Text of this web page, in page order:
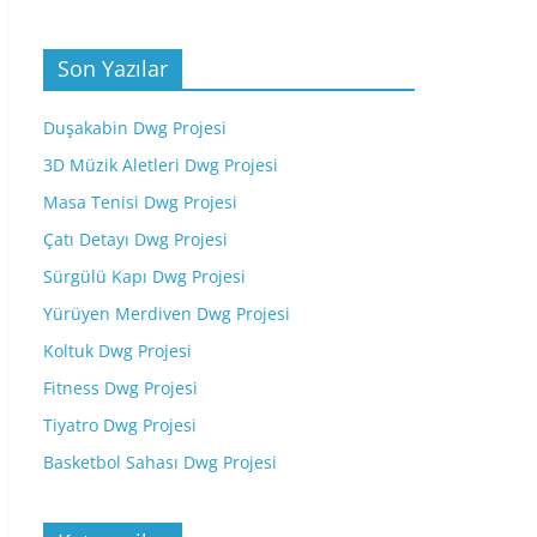
Son Yazılar
Duşakabin Dwg Projesi
3D Müzik Aletleri Dwg Projesi
Masa Tenisi Dwg Projesi
Çatı Detayı Dwg Projesi
Sürgülü Kapı Dwg Projesi
Yürüyen Merdiven Dwg Projesi
Koltuk Dwg Projesi
Fitness Dwg Projesi
Tiyatro Dwg Projesi
Basketbol Sahası Dwg Projesi